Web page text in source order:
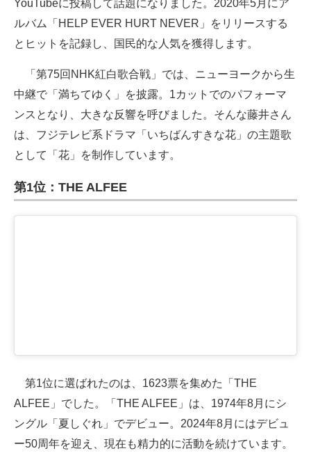
YouTubeに投稿して話題になりました。2020年5月にア
ルバム「HELP EVER HURT NEVER」をリリースする
とヒットを記録し、国民的な人気を獲得します。
「第75回NHK紅白歌合戦」では、ニューヨークから生
中継で「満ちてゆく」を披露。1カットでのパフォーマ
ンスとなり、大きな反響を呼びました。そんな藤井さん
は、フジテレビ系ドラマ「いちばんすきな花」の主題歌
として「花」を制作しています。
第1位：THE ALFEE
第1位に選ばれたのは、1623票を集めた「THE
ALFEE」でした。「THE ALFEE」は、1974年8月にシ
ングル「夏しぐれ」でデビュー。2024年8月にはデビュ
ー50周年を迎え、現在も精力的に活動を続けています。